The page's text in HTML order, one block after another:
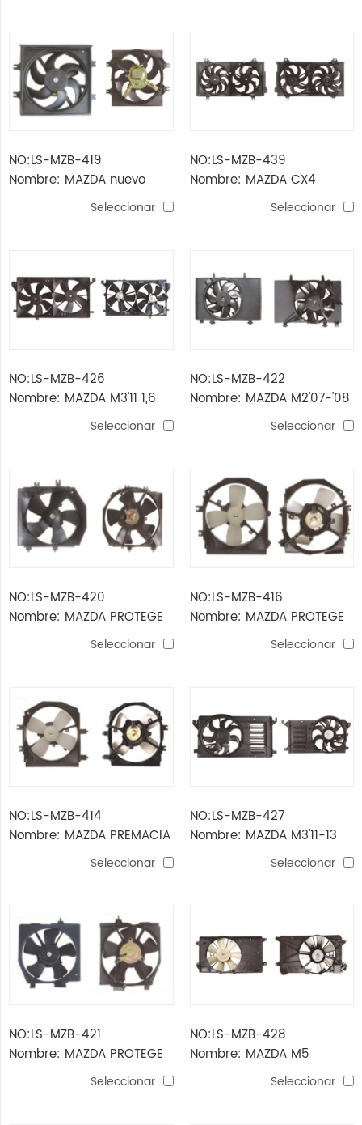
NO:LS-MZB-419
Nombre: MAZDA nuevo
protegido A / C-FAN
Seleccionar
NO:LS-MZB-439
Nombre: MAZDA CX4
ventilador CONJUNTO
Seleccionar
NO:LS-MZB-426
Nombre: MAZDA M3'11 1,6
Seleccionar
NO:LS-MZB-422
Nombre: MAZDA M2'07-'08
ventilador CONJUNTO
Seleccionar
NO:LS-MZB-420
Nombre: MAZDA PROTEGE
95 ventilador del radiador
Seleccionar
NO:LS-MZB-416
Nombre: MAZDA PROTEGE
95-'09 ventilador del
Seleccionar
NO:LS-MZB-414
Nombre: MAZDA PREMACIA
ventilador del radiador
Seleccionar
NO:LS-MZB-427
Nombre: MAZDA M3'11-13
Seleccionar
NO:LS-MZB-421
Nombre: MAZDA PROTEGE
99-'02 AC-FANSeleccionar
NO:LS-MZB-428
Nombre: MAZDA M5
ventilador CONJUNTO
Seleccionar